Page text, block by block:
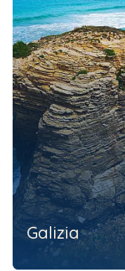
Galizia